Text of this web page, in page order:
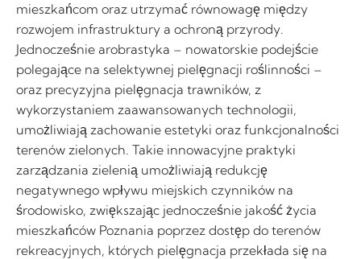
mieszkańcom oraz utrzymać równowagę między
rozwojem infrastruktury a ochroną przyrody.
Jednocześnie arobrastyka – nowatorskie podejście
polegające na selektywnej pielęgnacji roślinności –
oraz precyzyjna pielęgnacja trawników, z
wykorzystaniem zaawansowanych technologii,
umożliwiają zachowanie estetyki oraz funkcjonalności
terenów zielonych. Takie innowacyjne praktyki
zarządzania zielenią umożliwiają redukcję
negatywnego wpływu miejskich czynników na
środowisko, zwiększając jednocześnie jakość życia
mieszkańców Poznania poprzez dostęp do terenów
rekreacyjnych, których pielęgnacja przekłada się na